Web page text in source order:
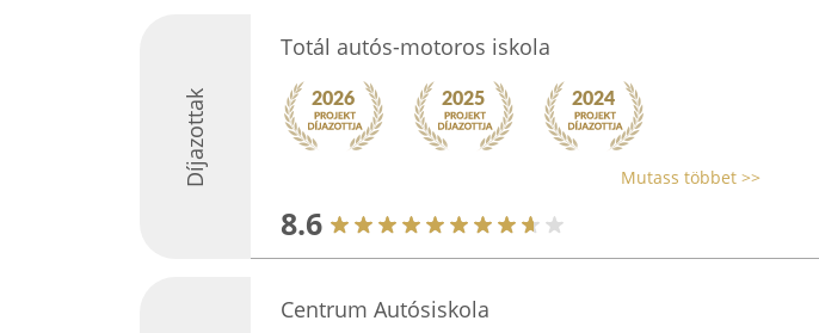
Díjazottak
Totál autós-motoros iskola
Mutass többet >>
8.6
Centrum Autósiskola